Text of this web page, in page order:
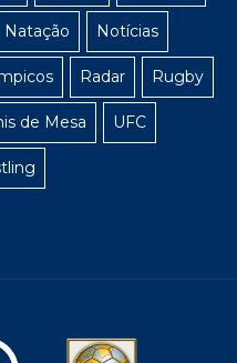
Natação Notícias
Radar Rugby
de Mesa UFC